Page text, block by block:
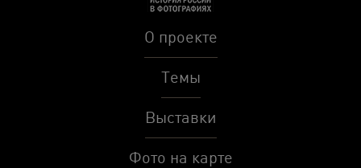
О проекте
Темы
Выставки
Фото на карте